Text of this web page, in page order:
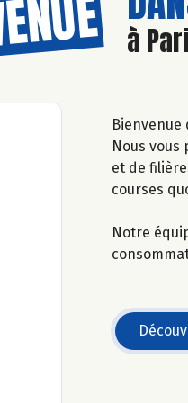
à
Bienvenue
Nous vous
et de
courses
Notre